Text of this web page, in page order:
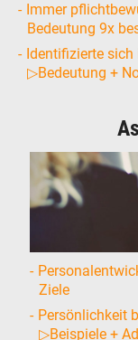
Immer
Bedeutung 9x
Identifizierte
▷Bedeutung +
Ziele
Persönlichkeit
▷Beispiele +